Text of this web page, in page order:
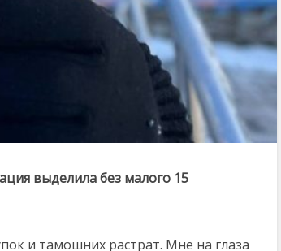
выделила без малого 15
и тамошних растрат. Мне на глаза